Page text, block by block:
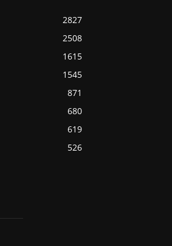
2827
2508
1615
1545
871
680
619
526